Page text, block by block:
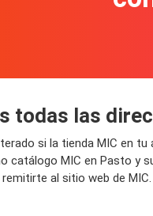
todas las
si la tienda MIC en
catálogo MIC en Pasto y
al sitio web de MIC.